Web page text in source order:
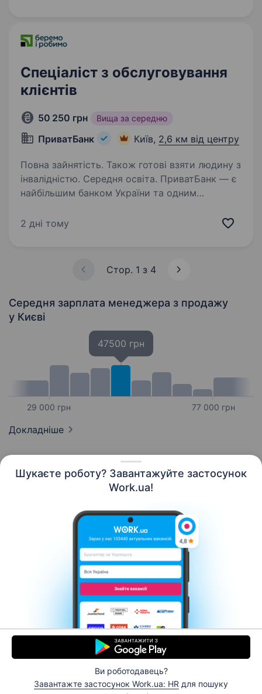
Шукаєте роботу? Завантажуйте застосунок
Work.ua!
Ви роботодавець?
Завантажте застосунок Work.ua: HR для пошуку
Спеціаліст з обслуговування
клієнтів
50 250 грн Вища за середню
ПриватБанк Київ, 2,6 км від центру
Повна зайнятість. Також готові взяти людину з
інвалідністю. Середня освіта. ПриватБанк — є
найбільшим банком України та одним
лідуючі позиції за всіма фінансовими
2 дні тому
Стор. 1 з 4
Середня зарплата менеджера з продажу
у Києві
29 000 грн
47500 грн
77 000 грн
Докладніше
Контакти Про нас
Кар’єра
Допомога Умови використання
© 2006–2026 Work.ua. Сервіс пошуку роботи №1 в